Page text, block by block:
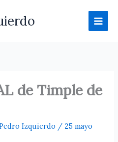
de Timple de
Izquierdo / 25 mayo